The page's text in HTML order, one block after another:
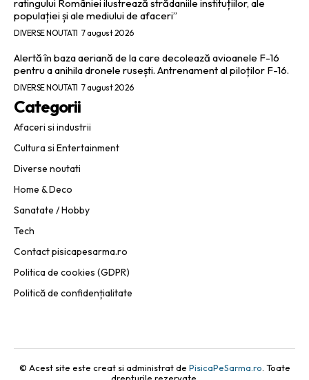
ratingului României ilustrează strădaniile instituțiilor, ale
populației și ale mediului de afaceri”
DIVERSE NOUTATI 7 august 2026
Alertă în baza aeriană de la care decolează avioanele F-16
pentru a anihila dronele rusești. Antrenament al piloților F-16.
DIVERSE NOUTATI 7 august 2026
Categorii
Afaceri si industrii
Cultura si Entertainment
Diverse noutati
Home & Deco
Sanatate / Hobby
Tech
Contact pisicapesarma.ro
Politica de cookies (GDPR)
Politică de confidențialitate
© Acest site este creat si administrat de PisicaPeSarma.ro . Toate
drepturile rezervate.